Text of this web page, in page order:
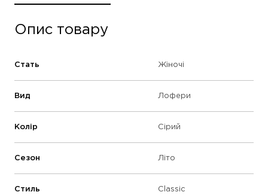
Опис товару
Стать Жіночі
Вид Лофери
Колір Сірий
Сезон Літо
Стиль
Classic